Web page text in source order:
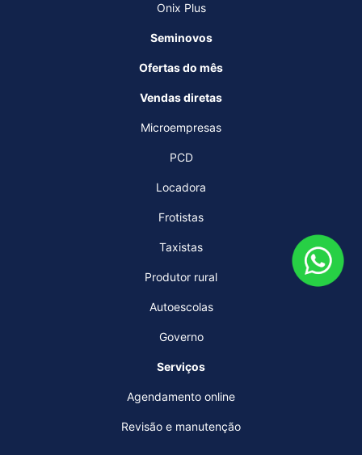
Onix Plus
Seminovos
Ofertas do mês
Vendas diretas
Microempresas
PCD
Locadora
Frotistas
Taxistas
Produtor rural
Autoescolas
Governo
Serviços
Agendamento online
Revisão e manutenção